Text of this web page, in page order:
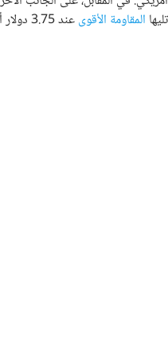
تليها المقاومة الأقوىعند 3.75 دولار أمريكي.